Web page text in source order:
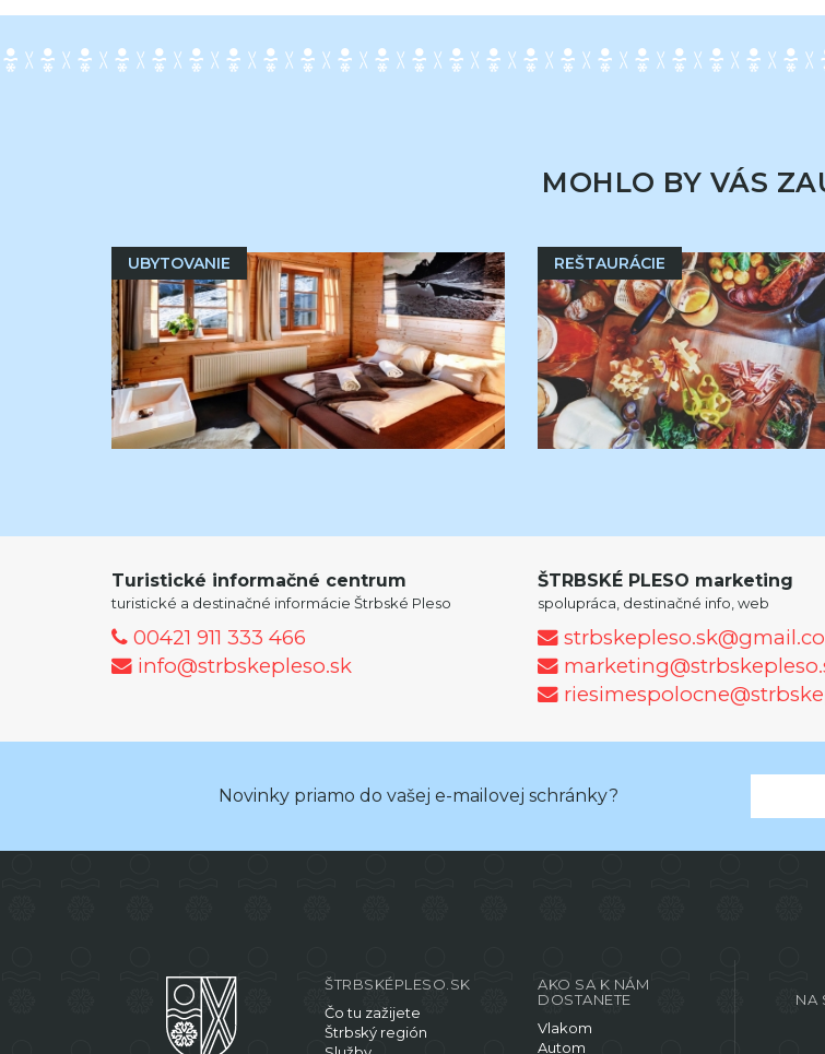
MOHLO BY VÁS
UBYTOVANIE REŠTAURÁCIE
Turistické informačné centrum
turistické a destinačné informácie Štrbské Pleso
00421 911 333 466
info@strbskepleso.sk
ŠTRBSKÉ PLESO marketing
spolupráca, destinačné info, web
Novinky priamo do vašej e-mailovej schránky?
ŠTRBSKÉPLESO.SK
Čo tu zažijete
Štrbský región
AKO SA K NÁM
DOSTANETE
Vlakom
Autom
NA